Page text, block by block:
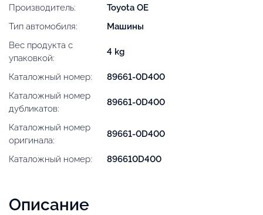
Производитель:
Toyota OE
Тип автомобиля:
Машины
Вес продукта с
упаковкой:
4 kg
Каталожный номер:
89661-0D400
Каталожный номер
дубликатов:
89661-0D400
Каталожный номер
оригинала:
89661-0D400
Каталожный номер: 896610D400
Описание